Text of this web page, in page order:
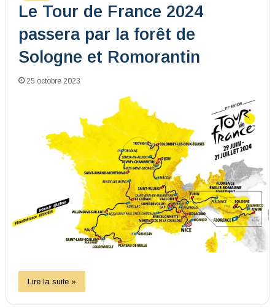
Le Tour de France 2024
passera par la forêt de
Sologne et Romorantin
25 octobre 2023
Lire la suite »